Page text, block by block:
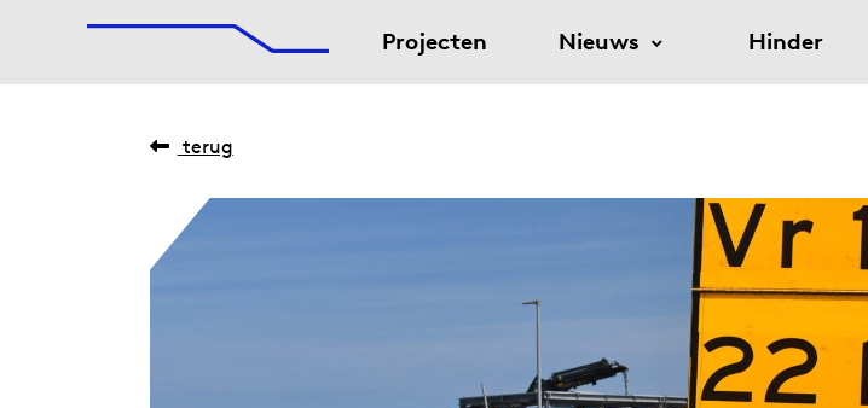
De Afsluitdijk
Projecten Nieuws Hinder
terug